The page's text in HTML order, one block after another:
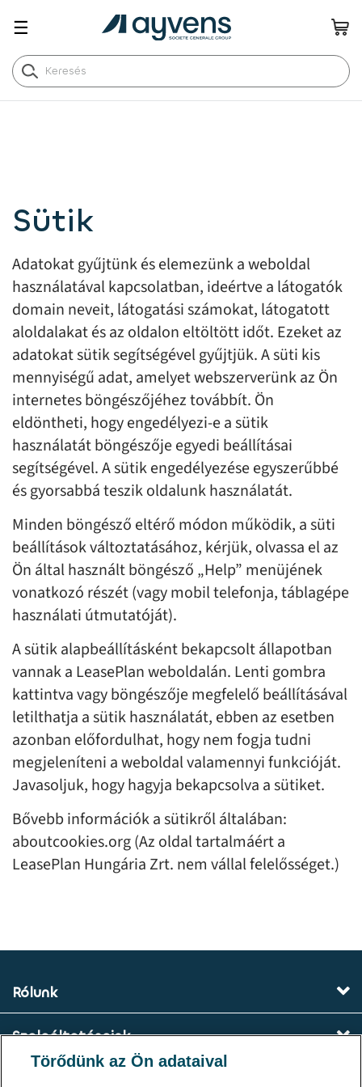
☰
Sütik
Adatokat gyűjtünk és elemezünk a weboldal
használatával kapcsolatban, ideértve a látogatók
domain neveit, látogatási számokat, látogatott
aloldalakat és az oldalon eltöltött időt. Ezeket az
adatokat sütik segítségével gyűjtjük. A süti kis
mennyiségű adat, amelyet webszerverünk az Ön
internetes böngészőjéhez továbbít. Ön
eldöntheti, hogy engedélyezi-e a sütik
használatát böngészője egyedi beállításai
segítségével. A sütik engedélyezése egyszerűbbé
és gyorsabbá teszik oldalunk használatát.
Minden böngésző eltérő módon működik, a süti
beállítások változtatásához, kérjük, olvassa el az
Ön által használt böngésző „Help” menüjének
vonatkozó részét (vagy mobil telefonja, táblagépe
használati útmutatóját).
A sütik alapbeállításként bekapcsolt állapotban
vannak a LeasePlan weboldalán. Lenti gombra
kattintva vagy böngészője megfelelő beállításával
letilthatja a sütik használatát, ebben az esetben
azonban előfordulhat, hogy nem fogja tudni
megjeleníteni a weboldal valamennyi funkcióját.
Javasoljuk, hogy hagyja bekapcsolva a sütiket.
Bővebb információk a sütikről általában:
aboutcookies.org (Az oldal tartalmáért a
LeasePlan Hungária Zrt. nem vállal felelősséget.)
Rólunk
Szolgáltatásaink
Törődünk az Ön adataival